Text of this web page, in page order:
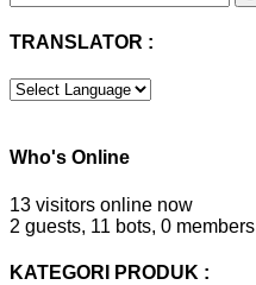
untuk:
TRANSLATOR :
Who's Online
13 visitors online now
2 guests, 11 bots, 0 members
KATEGORI PRODUK :